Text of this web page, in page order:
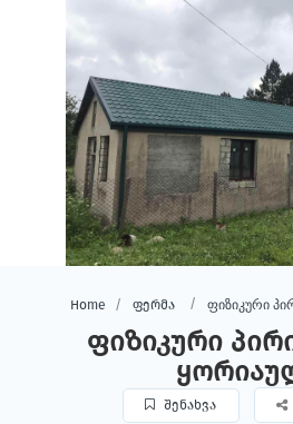
Home ფერმა ფიზიკური
ფიზიკური
შენახვა